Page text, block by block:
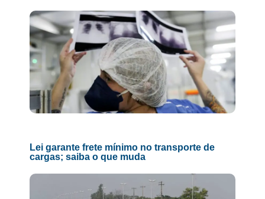
Lei garante frete mínimo no transporte de
cargas; saiba o que muda